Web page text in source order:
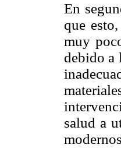
En
que
muy
debido a
salud a